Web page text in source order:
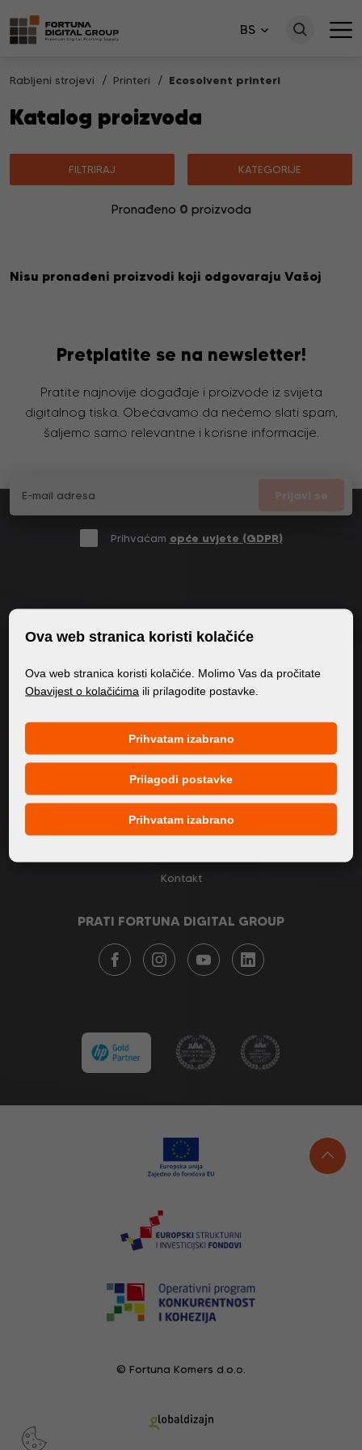
BS
Rabljeni strojevi Printeri Ecosolvent printeri
Katalog proizvoda
FILTRIRAJ KATEGORIJE
Pronađeno 0 proizvoda
Nisu pronađeni proizvodi koji odgovaraju Vašoj
Pretplatite se na newsletter!
Pratite najnovije događaje i proizvode iz svijeta
digitalnog tiska. Obećavamo da nećemo slati spam,
šaljemo samo relevantne i korisne informacije.
Prijavi se
Prihvaćam opće uvjete (GDPR)
Politika kolačića
SADRŽAJ
Proizvodi
Servis
Novosti
Kontakt
PRATI FORTUNA DIGITAL GROUP
© Fortuna Komers d.o.o.
Ova web stranica koristi kolačiće
Ova web stranica koristi kolačiće. Molimo Vas da pročitate
Obavijest o kolačićima ili prilagodite postavke.
Prihvatam izabrano
Prilagodi postavke
Prihvatam izabrano